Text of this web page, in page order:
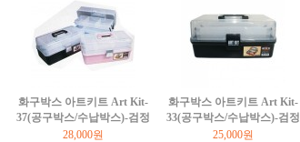
화구박스 아트키트 Art Kit-
37(공구박스/수납박스)-검정
28,000원
화구박스 아트키트 Art Kit-
33(공구박스/수납박스)-검정
25,000원